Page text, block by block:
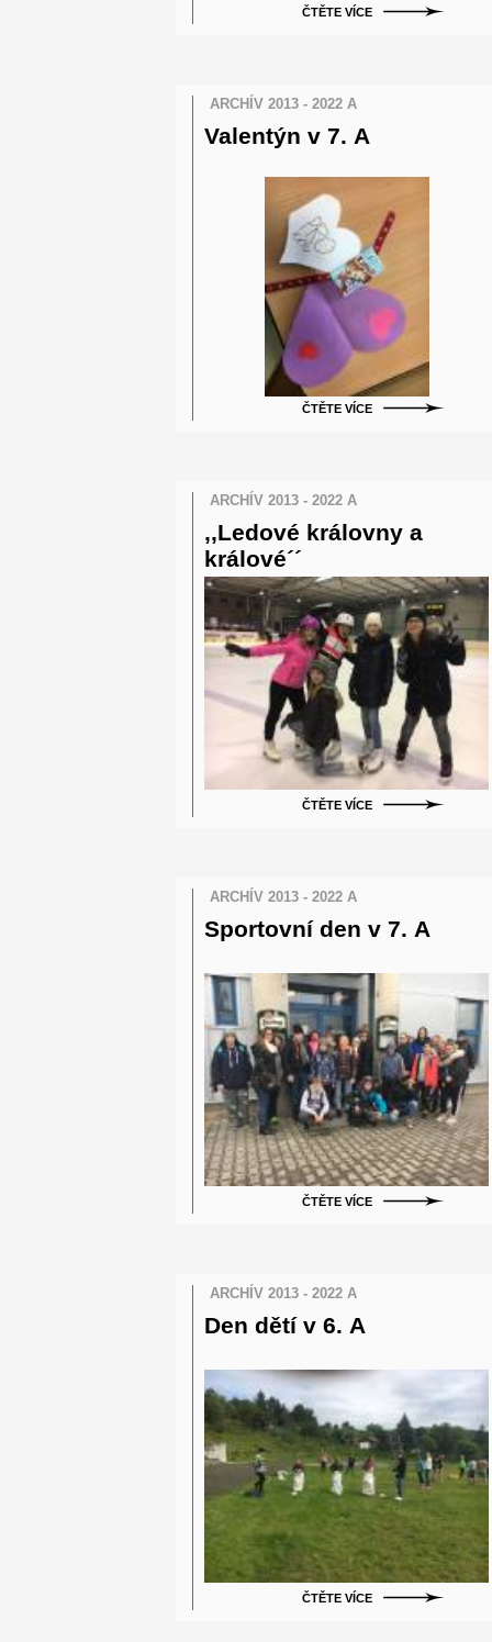
ČTĚTE VÍCE
ARCHÍV 2013 - 2022 A
Valentýn v 7. A
ČTĚTE VÍCE
ARCHÍV 2013 - 2022 A
,,Ledové královny a
králové´´
ČTĚTE VÍCE
ARCHÍV 2013 - 2022 A
Sportovní den v 7. A
ČTĚTE VÍCE
ARCHÍV 2013 - 2022 A
Den dětí v 6. A
ČTĚTE VÍCE